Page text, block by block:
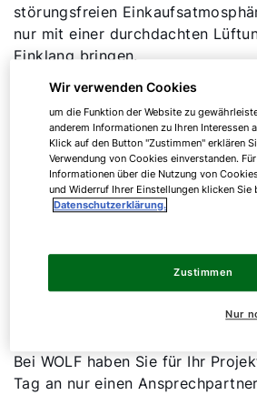
störungsfreien
nur mit einer durchdachten
Einklang bringen.
für Verkaufsstätten und den
überzeugen durch eine
Wärmerückgewinnung, eine leise
die das Einkaufserlebnis nicht
sowie eine Gebäudeintegration
WOLF Ökosystem sind
Einzelhandel, offene
Konzessionäre innerhalb größerer
Bei WOLF haben Sie für Ihr
Tag an nur einen
Wir verwenden Cookies
um die Funktion der Website zu
anderem Informationen zu Ihren Interessen
Klick auf den Button "Zustimmen" erklären
Verwendung von Cookies einverstanden.
Informationen über die Nutzung von
und Widerruf Ihrer Einstellungen klicken Sie
Datenschutzerklärung.
Nur
Zustimmen